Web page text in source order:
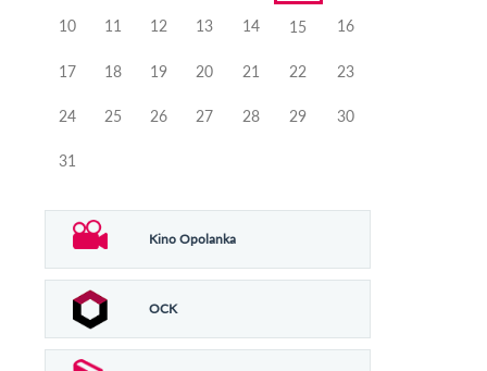
10 11 12 13 14 15 16
17 18 19 20 21 22 23
24 25 26 27 28 29 30
31
Kino Opolanka
OCK